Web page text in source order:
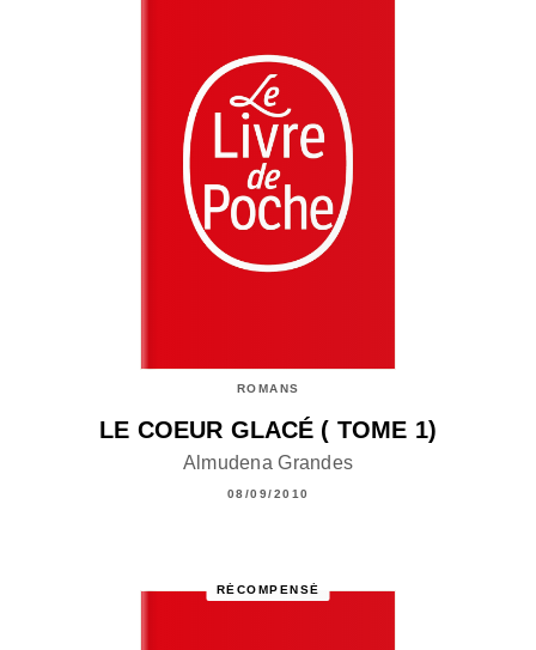
ROMANS
LE COEUR GLACÉ ( TOME 1)
Almudena Grandes
08/09/2010
RÉCOMPENSÉ